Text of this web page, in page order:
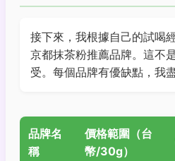
接下來，我根據自己的試喝
京都抹茶粉推薦品牌。這不
受。每個品牌有優缺點，我
品牌名
稱
價格範圍（台
幣/30g）